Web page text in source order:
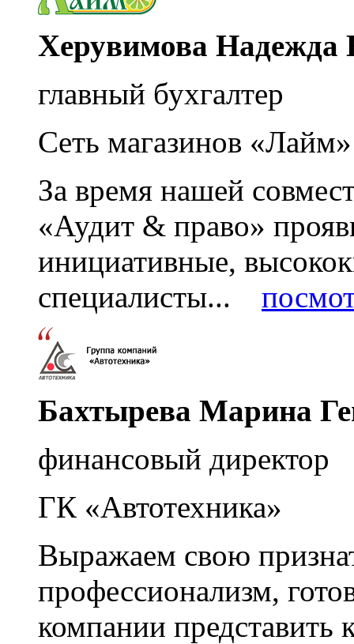
Херувимова Надежда
главный бухгалтер
Сеть магазинов «Лайм»
За время нашей
«Аудит & право»
инициативные,
специалисты...
Бахтырева Марина
финансовый директор
ГК «Автотехника»
Выражаем свою
профессионализм,
компании